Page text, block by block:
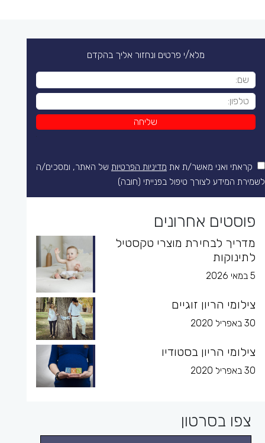
מלא/י פרטים ונחזור אליך בהקדם
קראתי ואני מאשר/ת את מדיניות הפרטיות של האתר, ומסכים/ה
לשמירת המידע לצורך טיפול בפנייתי (חובה)
פוסטים אחרונים
מדריך לבחירת מוצרי טקסטיל
לתינוקות
5 במאי 2026
צילומי הריון זוגיים
30 באפריל 2020
צילומי הריון בסטודיו
30 באפריל 2020
צפו בסרטון